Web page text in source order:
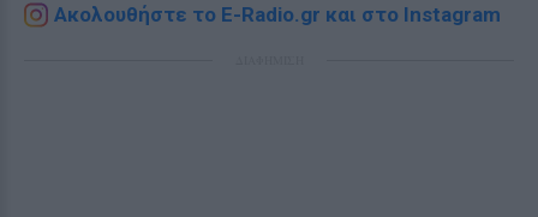
Ακολουθήστε το E-Radio.gr και στο Instagram